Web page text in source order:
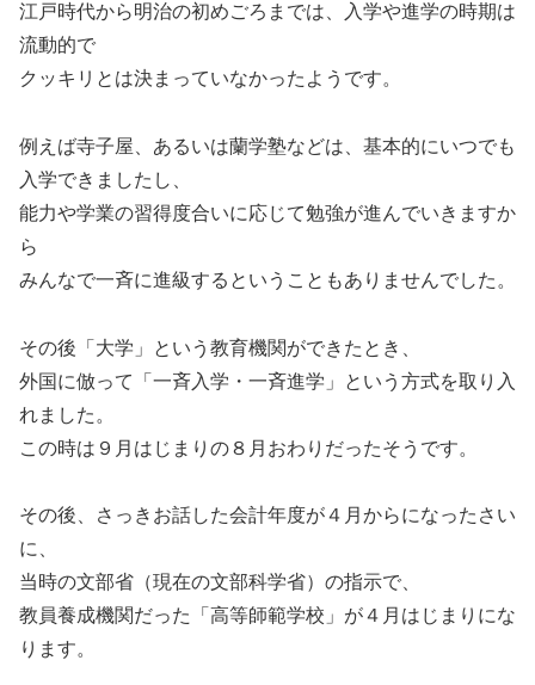
江戸時代から明治の初めごろまでは、入学や進学の時期は
流動的で
クッキリとは決まっていなかったようです。
例えば寺子屋、あるいは蘭学塾などは、基本的にいつでも
入学できましたし、
能力や学業の習得度合いに応じて勉強が進んでいきますか
ら
みんなで一斉に進級するということもありませんでした。
その後「大学」という教育機関ができたとき、
外国に倣って「一斉入学・一斉進学」という方式を取り入
れました。
この時は９月はじまりの８月おわりだったそうです。
その後、さっきお話した会計年度が４月からになったさい
に、
当時の文部省（現在の文部科学省）の指示で、
教員養成機関だった「高等師範学校」が４月はじまりにな
ります。